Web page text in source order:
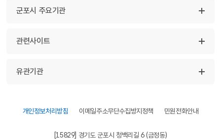
군포시 주요기관
관련사이트
유관기관
개인정보처리방침 이메일주소무단수집방지정책 민원전화안내
[15829] 경기도 군포시 청백리길 6 (금정동)